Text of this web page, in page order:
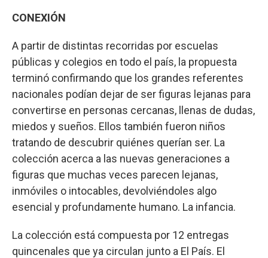
CONEXIÓN
A partir de distintas recorridas por escuelas
públicas y colegios en todo el país, la propuesta
terminó confirmando que los grandes referentes
nacionales podían dejar de ser figuras lejanas para
convertirse en personas cercanas, llenas de dudas,
miedos y sueños. Ellos también fueron niños
tratando de descubrir quiénes querían ser. La
colección acerca a las nuevas generaciones a
figuras que muchas veces parecen lejanas,
inmóviles o intocables, devolviéndoles algo
esencial y profundamente humano. La infancia.
La colección está compuesta por 12 entregas
quincenales que ya circulan junto a El País. El